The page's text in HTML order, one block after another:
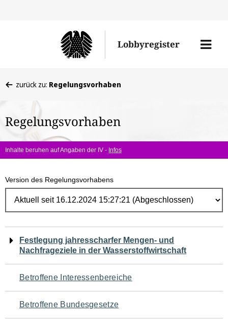
Lobbyregister
Menü
befinden
hier:
zurück zu: Regelungsvorhaben
Regelungsvorhaben
Inhalte beruhen auf Angaben der IV - Infos
Version des Regelungsvorhabens
Navigation
für
den
Seiteninhalt
Festlegung jahresscharfer Mengen- und
Nachfrageziele in der Wasserstoffwirtschaft
Betroffene Interessenbereiche
Betroffene Bundesgesetze